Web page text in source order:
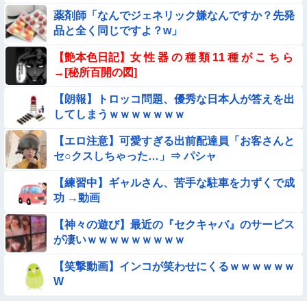
【動画】白人「日本で一番美味い食べ物はこれな、試してみ
ろ！飛ぶぞ」
【動画】デブの喧嘩 ガチでヤバい……
て炎上
【動画】アンドロイドみたいな女子小学生が発見される
【動画像】飛行機に『水銀』を持ち込めない理由がこれ【→】
【動画】野犬の群れに襲われた男性、とんでもない方法で制圧
するｗｗｗｗｗｗｗ
【動画あり】ボーイッシュ美少女「どうしたん？おっぱい揉
む？❤」
【画像】新人AV女優さん、ジブリキャラのコスプレでチンポ
を硬めてくるｗｗｗｗｗｗｗ
薬剤師「なんでジェネリック嫌なんですか？先発
品と全く同じですよ？w」
【艶本色日記】女 性 器 の 種 類 11 種 が こ ち ら
→[秘所百開の図]
【朗報】トロッコ問題、優秀な日本人が答えを出
してしまうｗｗｗｗｗｗｗ
【エロ注意】可愛すぎる出前配達員「お客さんと
セ○クスしちゃった…」⇒ パシャ
【練習中】ギャルさん、苦手な駐車を力ずくで成
功 →動画
【神々の遊び】最近の『セクキャバ』のサービス
が凄いｗｗｗｗｗｗｗｗｗ
【笑撃動画】インコが笑わせにくるｗｗｗｗｗｗ
W